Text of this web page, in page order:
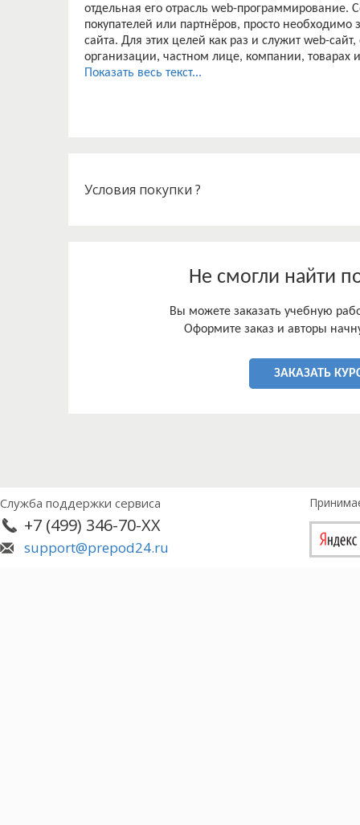
отдельная его отрасль web-
покупателей или партнёров, просто необходимо
сайта. Для этих целей как раз и служит web-
организации, частном лице, компании, товарах
Сайты позволяют хранить, передавать,
Показать весь текст...
Условия покупки ?
Не смогли найти
Вы можете заказать учебную
Оформите заказ и авторы
ЗАКАЗАТЬ
Служба поддержки сервиса
+7 (499) 346-70-XX
support@prepod24.ru